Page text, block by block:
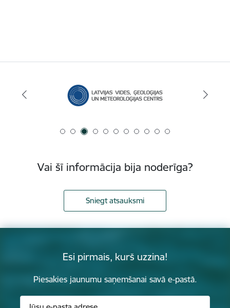
Vai šī informācija bija noderīga?
Sniegt atsauksmi
Esi pirmais, kurš uzzina!
Piesakies jaunumu saņemšanai savā e-pastā.